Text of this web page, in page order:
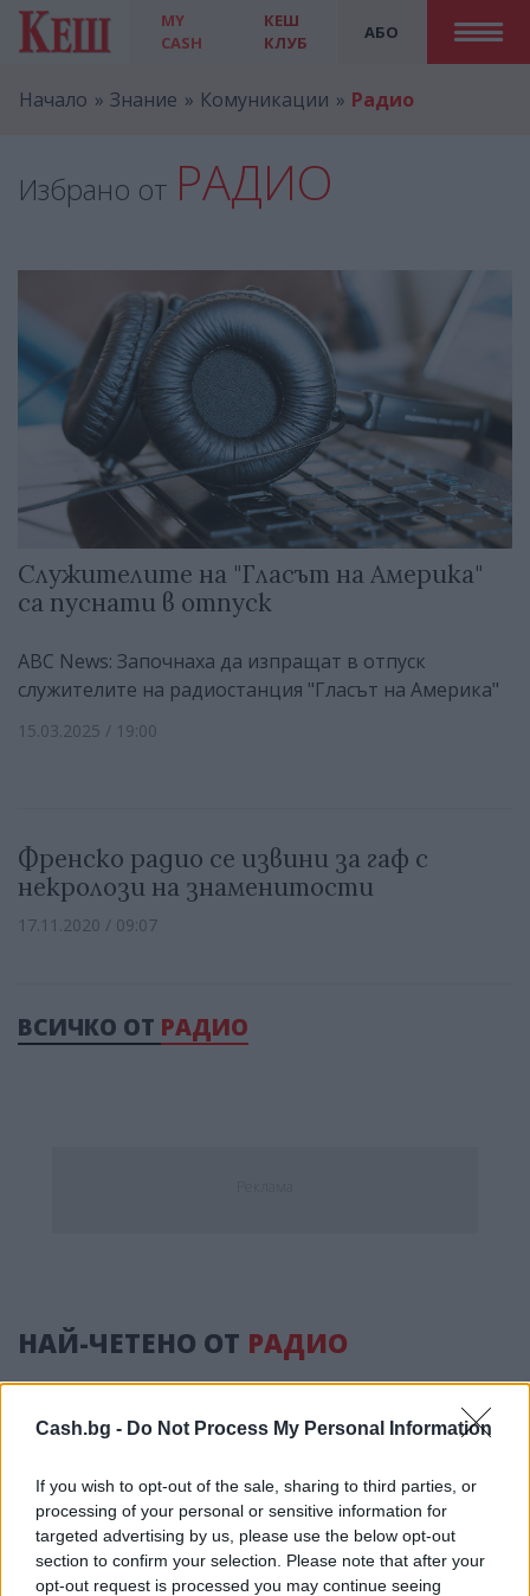
Cash.bg - Do Not Process My Personal Information
If you wish to opt-out of the sale, sharing to third parties, or
processing of your personal or sensitive information for
targeted advertising by us, please use the below opt-out
section to confirm your selection. Please note that after your
opt-out request is processed you may continue seeing
MY
CASH
АБО
КЕШ
КЛУБ
Начало Знание Комуникации Радио
Избрано от РАДИО
Служителите на "Гласът на Америка"
са пуснати в отпуск
ABC News: Започнаха да изпращат в отпуск
служителите на радиостанция "Гласът на Америка"
15.03.2025 / 19:00
Френско радио се извини за гаф с
некролози на знаменитости
17.11.2020 / 09:07
ВСИЧКО ОТ РАДИО
НАЙ-ЧЕТЕНО ОТ РАДИО